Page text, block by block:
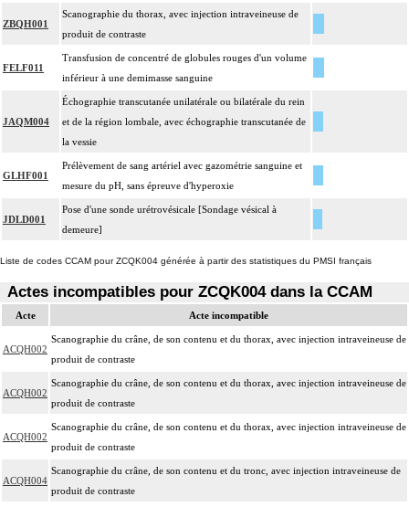
ZBQH001
Scanographie du thorax, avec injection intraveineuse de
produit de contraste
FELF011
Transfusion de concentré de globules rouges d'un volume
inférieur à une demimasse sanguine
JAQM004
Échographie transcutanée unilatérale ou bilatérale du rein
et de la région lombale, avec échographie transcutanée de
la vessie
GLHF001
Prélèvement de sang artériel avec gazométrie sanguine et
mesure du pH, sans épreuve d'hyperoxie
JDLD001
Pose d'une sonde urétrovésicale [Sondage vésical à
demeure]
Liste de codes CCAM pour ZCQK004 générée à partir des statistiques du PMSI français
Actes incompatibles pour ZCQK004 dans la CCAM
Acte Acte incompatible
ACQH002
Scanographie du crâne, de son contenu et du thorax, avec injection intraveineuse de
produit de contraste
ACQH002
Scanographie du crâne, de son contenu et du thorax, avec injection intraveineuse de
produit de contraste
ACQH002
Scanographie du crâne, de son contenu et du thorax, avec injection intraveineuse de
produit de contraste
ACQH004
Scanographie du crâne, de son contenu et du tronc, avec injection intraveineuse de
produit de contraste